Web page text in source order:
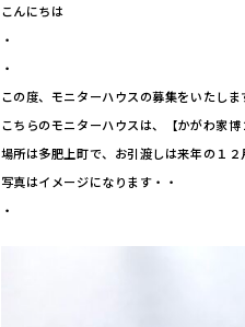
こんにちは
・
・
この度、モニターハウスの募集をいたしま
こちらのモニターハウスは、【かがわ家
場所は多肥上町で、お引渡しは来年の１２
写真はイメージになります・・
・